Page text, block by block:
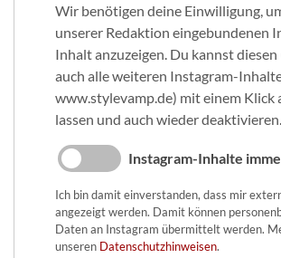
Wir benötigen deine Einwilligung,
unserer Redaktion eingebundenen
Inhalt anzuzeigen. Du kannst
auch alle weiteren Instagram-
www.stylevamp.de) mit einem Klick
lassen und auch wieder deaktivieren.
Instagram-Inhalte
Ich bin damit einverstanden, dass mir
angezeigt werden. Damit können
Daten an Instagram übermittelt werden.
unseren Datenschutzhinweisen.